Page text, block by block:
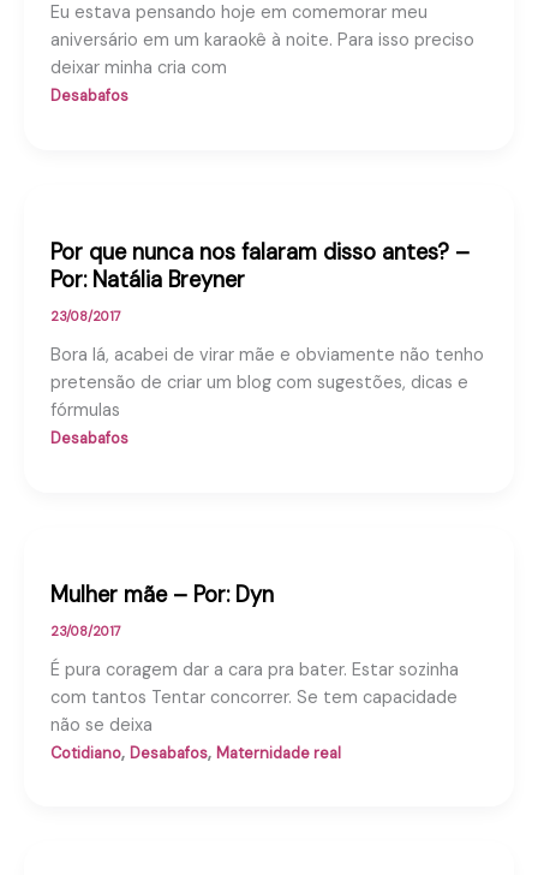
Eu estava pensando hoje em comemorar meu
aniversário em um karaokê à noite. Para isso preciso
deixar minha cria com
Desabafos
Por que nunca nos falaram disso antes? –
Por: Natália Breyner
23/08/2017
Bora lá, acabei de virar mãe e obviamente não tenho
pretensão de criar um blog com sugestões, dicas e
fórmulas
Desabafos
Mulher mãe – Por: Dyn
23/08/2017
É pura coragem dar a cara pra bater. Estar sozinha
com tantos Tentar concorrer. Se tem capacidade
não se deixa
Cotidiano, Desabafos, Maternidade real